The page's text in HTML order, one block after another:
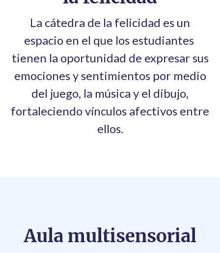
La cátedra de la felicidad es un
espacio en el que los estudiantes
tienen la oportunidad de expresar sus
emociones y sentimientos por medio
del juego, la música y el dibujo,
fortaleciendo vínculos afectivos entre
ellos.
Aula multisensorial